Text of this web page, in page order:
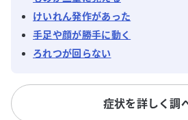
けいれん発作があった
手足や顔が勝手に動く
ろれつが回らない
症状を詳しく調